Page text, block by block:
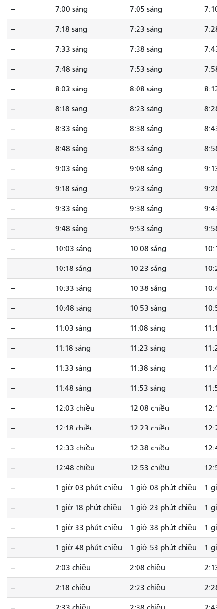
-- 7:00 sáng 7:05 sáng
-- 7:18 sáng 7:23 sáng
-- 7:33 sáng 7:38 sáng
-- 7:48 sáng 7:53 sáng
-- 8:03 sáng 8:08 sáng
-- 8:18 sáng 8:23 sáng
-- 8:33 sáng 8:38 sáng
-- 8:48 sáng 8:53 sáng
-- 9:03 sáng 9:08 sáng
-- 9:18 sáng 9:23 sáng
-- 9:33 sáng 9:38 sáng
-- 9:48 sáng 9:53 sáng
-- 10:03 sáng 10:08 sáng
-- 10:18 sáng 10:23 sáng
-- 10:33 sáng 10:38 sáng
-- 10:48 sáng 10:53 sáng
-- 11:03 sáng 11:08 sáng
-- 11:18 sáng 11:23 sáng
-- 11:33 sáng 11:38 sáng
-- 11:48 sáng 11:53 sáng
-- 12:03 chiều 12:08 chiều
-- 12:18 chiều 12:23 chiều
-- 12:33 chiều 12:38 chiều
-- 12:48 chiều 12:53 chiều
-- 1 giờ 03 phút chiều 1 giờ 08 phút chiều 1
-- 1 giờ 18 phút chiều 1 giờ 23 phút chiều 1
-- 1 giờ 33 phút chiều 1 giờ 38 phút chiều 1
-- 1 giờ 48 phút chiều 1 giờ 53 phút chiều 1
-- 2:03 chiều 2:08 chiều
-- 2:18 chiều 2:23 chiều